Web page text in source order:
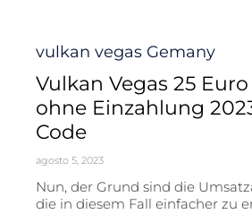
Category
vulkan vegas Gemany
Vulkan Vegas 25
ohne Einzahlung
Code
agosto 5, 2023
Nun, der Grund sind die
die in diesem Fall einfacher zu